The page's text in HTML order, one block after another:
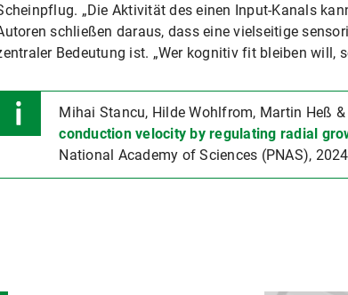
„Die Aktivität des einen Input-Kanals
schließen daraus, dass eine vielseitige
Bedeutung ist. „Wer kognitiv fit bleiben will,
Mihai Stancu, Hilde Wohlfrom, Martin Heß
conduction velocity by regulating radial
National Academy of Sciences (PNAS),